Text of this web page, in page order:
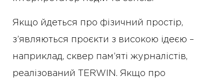
Якщо йдеться про фізичний простір,
з’являються проєкти з високою ідеєю –
наприклад, сквер пам’яті журналістів,
реалізований TERWIN. Якщо про